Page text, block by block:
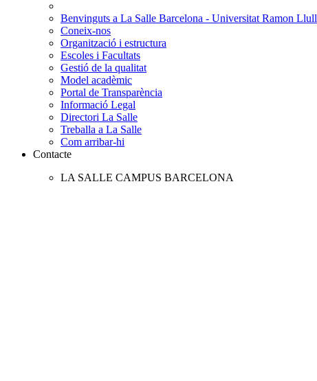
Benvinguts a La Salle Barcelona - Universitat Ramon Llull
Coneix-nos
Organització i estructura
Escoles i Facultats
Gestió de la qualitat
Model acadèmic
Portal de Transparència
Informació Legal
Directori La Salle
Treballa a La Salle
Com arribar-hi
Contacte
LA SALLE CAMPUS BARCELONA